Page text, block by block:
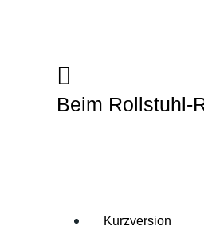
Beim Rollstuhl-
Kurzversion